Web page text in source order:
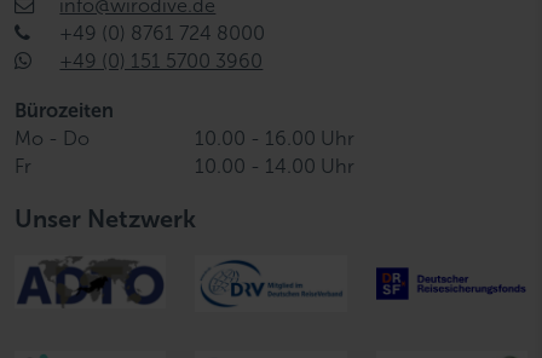
info@wirodive.de
+49 (0) 8761 724 8000
+49 (0) 151 5700 3960
Bürozeiten
Mo - Do
10.00 - 16.00 Uhr
Fr
10.00 - 14.00 Uhr
Unser Netzwerk